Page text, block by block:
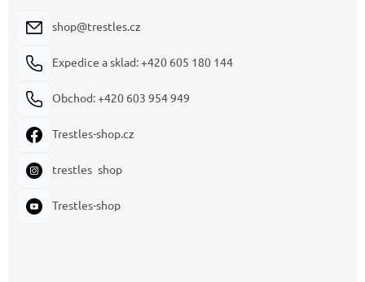
shop@trestles.cz
Expedice a sklad: +420 605 180 144
Obchod: +420 603 954 949
Trestles-shop.cz
trestles_shop
Trestles-shop